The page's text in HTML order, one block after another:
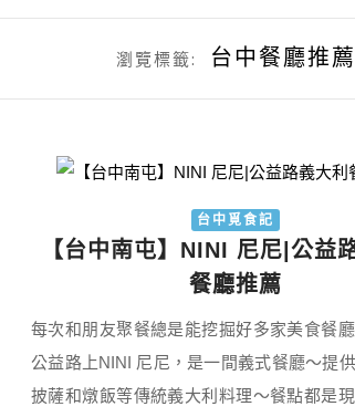
瀏覽標籤: 台中餐廳推薦
台中覓食記
【台中南屯】NINI 尼尼|公益
餐廳推薦
每次和朋友聚餐總是能挖掘好多家美食餐
公益路上NINI 尼尼，是一間義式餐廳～提
披薩和燉飯等傳統義大利料理～餐點都是